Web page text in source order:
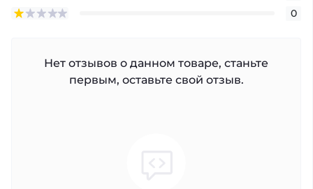
0
Нет отзывов о данном товаре, станьте
первым, оставьте свой отзыв.